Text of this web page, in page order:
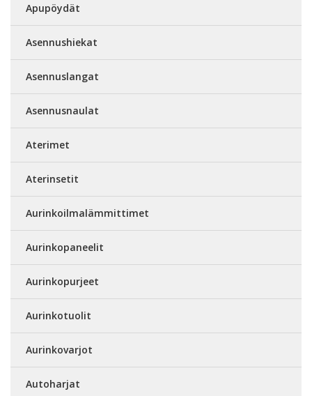
Apupöydät
Asennushiekat
Asennuslangat
Asennusnaulat
Aterimet
Aterinsetit
Aurinkoilmalämmittimet
Aurinkopaneelit
Aurinkopurjeet
Aurinkotuolit
Aurinkovarjot
Autoharjat